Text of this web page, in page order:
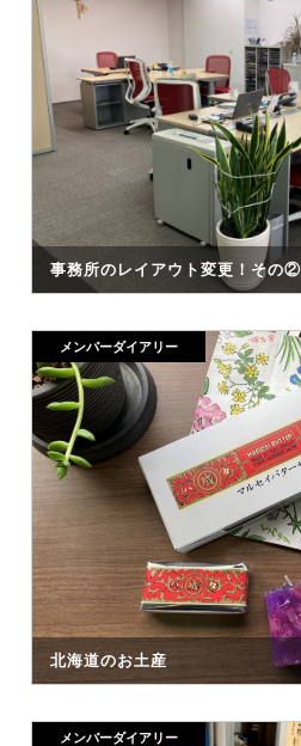
事務所のレイアウト変更！その②
メンバーダイアリー
北海道のお土産
メンバーダイアリー